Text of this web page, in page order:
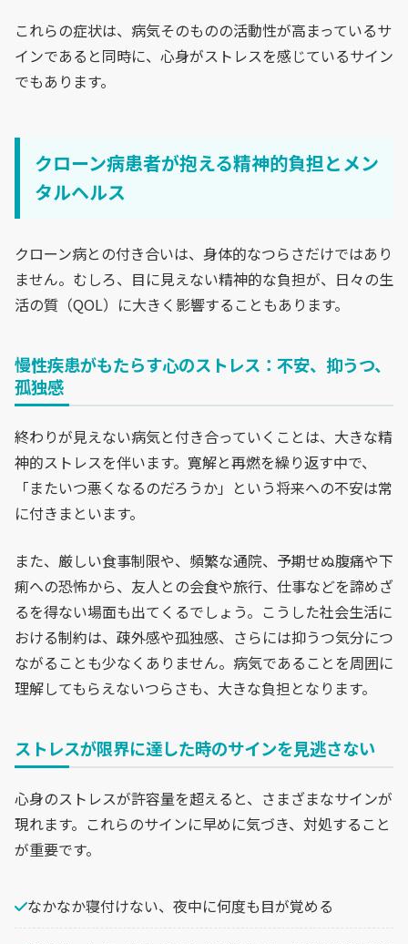
これらの症状は、病気そのものの活動性が高まっているサ
インであると同時に、心身がストレスを感じているサイン
でもあります。
クローン病患者が抱える精神的負担とメン
タルヘルス
クローン病との付き合いは、身体的なつらさだけではあり
ません。むしろ、目に見えない精神的な負担が、日々の生
活の質（QOL）に大きく影響することもあります。
慢性疾患がもたらす心のストレス：不安、抑うつ、
孤独感
終わりが見えない病気と付き合っていくことは、大きな精
神的ストレスを伴います。寛解と再燃を繰り返す中で、
「またいつ悪くなるのだろうか」という将来への不安は常
に付きまといます。
また、厳しい食事制限や、頻繁な通院、予期せぬ腹痛や下
痢への恐怖から、友人との会食や旅行、仕事などを諦めざ
るを得ない場面も出てくるでしょう。こうした社会生活に
おける制約は、疎外感や孤独感、さらには抑うつ気分につ
ながることも少なくありません。病気であることを周囲に
理解してもらえないつらさも、大きな負担となります。
ストレスが限界に達した時のサインを見逃さない
心身のストレスが許容量を超えると、さまざまなサインが
現れます。これらのサインに早めに気づき、対処すること
が重要です。
なかなか寝付けない、夜中に何度も目が覚める